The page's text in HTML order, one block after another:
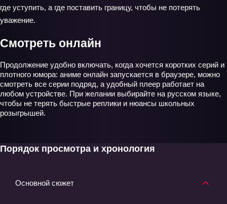
где уступить, а где поставить границу, чтобы не потерять
уважение.
Смотреть онлайн
Продолжение удобно включать, когда хочется коротких серий и
плотного юмора: аниме онлайн запускается в браузере, можно
смотреть все серии подряд, а удобный плеер работает на
любом устройстве. При желании выбирайте на русском языке,
чтобы не терять быстрые реплики и нюансы школьных
розыгрышей.
Порядок просмотра и хронология
Основной сюжет